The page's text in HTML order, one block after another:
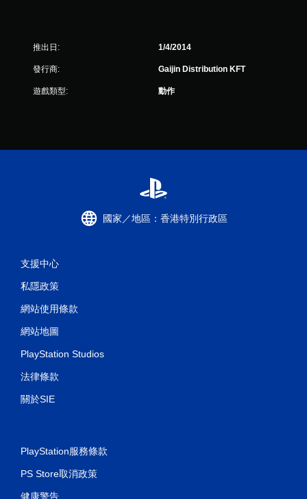
推出日: 1/4/2014
發行商: Gaijin Distribution KFT
遊戲類型: 動作
國家／地區：香港特別行政區
支援中心
私隱政策
網站使用條款
網站地圖
PlayStation Studios
法律條款
關於SIE
PlayStation服務條款
PS Store取消政策
健康警告